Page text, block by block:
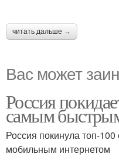
читать дальше →
Вас может
Россия
самым
Россия покинула топ-
мобильным интернетом